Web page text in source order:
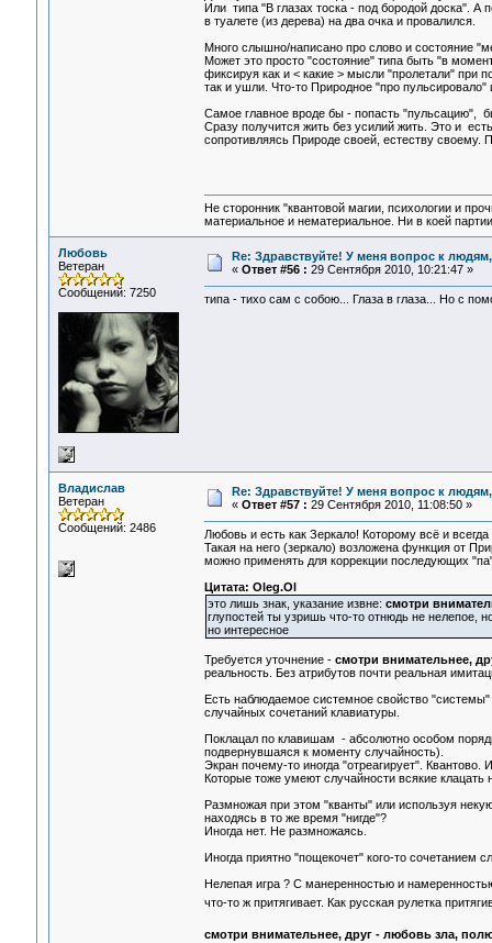
Или типа "В глазах тоска - под бородой доска". А
в туалете (из дерева) на два очка и провалился.
Много слышно/написано про слово и состояние
Может это просто "состояние" типа быть "в
фиксируя как и < какие > мысли "пролетали" при
так и ушли. Что-то Природное "про
Самое главное вроде бы - попасть "пульсацию",
Сразу получится жить без усилий жить. Это и
сопротивляясь Природе своей, естеству своему.
Не сторонник "квантовой магии, психологии и
материальное и нематериальное. Ни в коей
Любовь
Ветеран
Сообщений: 7250
Re: Здравствуйте! У меня вопрос к
« Ответ #56 : 29 Сентября 2010, 10:21:47 »
типа - тихо сам с собою... Глаза в глаза... Но с
Владислав
Ветеран
Сообщений: 2486
Re: Здравствуйте! У меня вопрос к
« Ответ #57 : 29 Сентября 2010, 11:08:50 »
Любовь и есть как Зеркало! Которому всё и
Такая на него (зеркало) возложена функция от
можно применять для коррекции последующих
Цитата: Oleg.Ol
это лишь знак, указание извне: смотри
глупостей ты узришь что-то отнюдь не нелепое,
но интересное
Требуется уточнение - смотри внимательнее,
реальность. Без атрибутов почти реальная
Есть наблюдаемое системное свойство
случайных сочетаний клавиатуры.
Поклацал по клавишам - абсолютно особом
подвернувшаяся к моменту случайность).
Экран почему-то иногда "отреагирует".
Которые тоже умеют случайности всякие
Размножая при этом "кванты" или используя
находясь в то же время "нигде"?
Иногда нет. Не размножаясь.
Иногда приятно "пощекочет" кого-то сочетанием
Нелепая игра ? С манеренностью и
что-то ж притягивает. Как русская рулетка
смотри внимательнее, друг - любовь зла,